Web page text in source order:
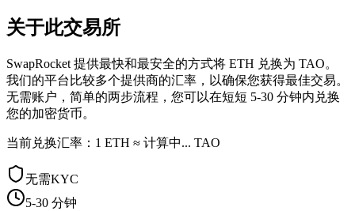
关于此交易所
SwapRocket 提供最快和最安全的方式将 ETH 兑换为 TAO。
我们的平台比较多个提供商的汇率，以确保您获得最佳交易。
无需账户，简单的两步流程，您可以在短短 5-30 分钟内兑换
您的加密货币。
当前兑换汇率：1 ETH ≈ 计算中... TAO
无需KYC
5-30 分钟